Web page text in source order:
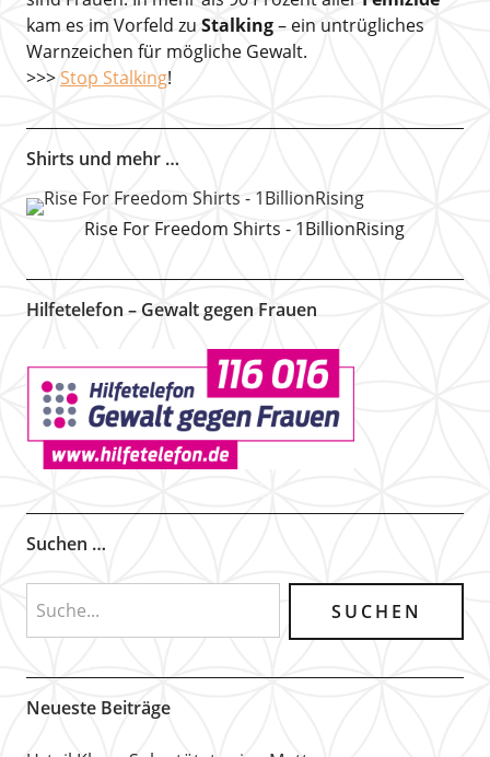
kam es im Vorfeld zu Stalking– ein untrügliches
Warnzeichen für mögliche Gewalt.
>>> Stop Stalking!
Shirts und mehr …
Rise For Freedom Shirts - 1BillionRising
Hilfetelefon – Gewalt gegen Frauen
Suchen …
Neueste Beiträge